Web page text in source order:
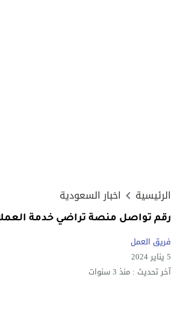
الرئيسية اخبار السعودية
رقم تواصل منصة تراضي
فريق العمل
5 يناير 2024
آخر تحديث : منذ 3 سنوات